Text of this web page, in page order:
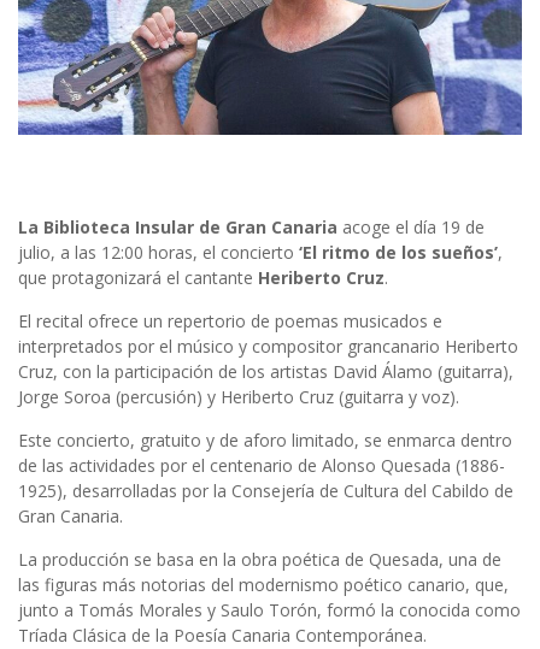
La Biblioteca Insular de Gran Canaria acoge el día 19 de
julio, a las 12:00 horas, el concierto ‘El ritmo de los sueños’,
que protagonizará el cantante Heriberto Cruz.
El recital ofrece un repertorio de poemas musicados e
interpretados por el músico y compositor grancanario Heriberto
Cruz, con la participación de los artistas David Álamo (guitarra),
Jorge Soroa (percusión) y Heriberto Cruz (guitarra y voz).
Este concierto, gratuito y de aforo limitado, se enmarca dentro
de las actividades por el centenario de Alonso Quesada (1886-
1925), desarrolladas por la Consejería de Cultura del Cabildo de
Gran Canaria.
La producción se basa en la obra poética de Quesada, una de
las figuras más notorias del modernismo poético canario, que,
junto a Tomás Morales y Saulo Torón, formó la conocida como
Tríada Clásica de la Poesía Canaria Contemporánea.